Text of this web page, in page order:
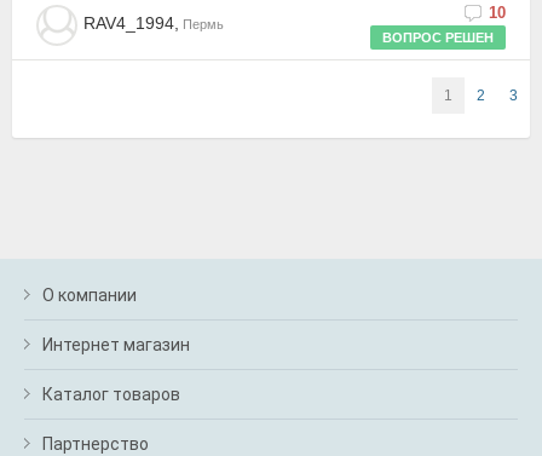
10
RAV4_1994,
Пермь
ВОПРОС РЕШЕН
1 2 3
О компании
Интернет магазин
Каталог товаров
Партнерство